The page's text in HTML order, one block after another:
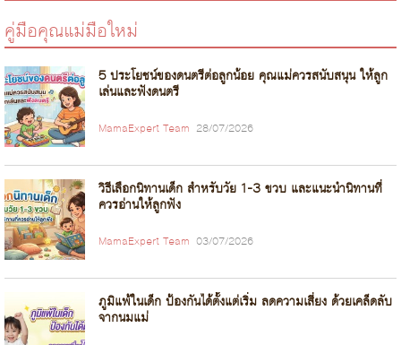
คู่มือคุณแม่มือใหม่
5 ประโยชน์ของดนตรีต่อลูกน้อย คุณแม่ควรสนับสนุน ให้ลูก
เล่นและฟังดนตรี
MamaExpert Team 28/07/2026
วิธีเลือกนิทานเด็ก สำหรับวัย 1-3 ขวบ และแนะนำนิทานที่
ควรอ่านให้ลูกฟัง
MamaExpert Team 03/07/2026
ภูมิแพ้ในเด็ก ป้องกันได้ตั้งแต่เริ่ม ลดความเสี่ยง ด้วยเคล็ดลับ
จากนมแม่